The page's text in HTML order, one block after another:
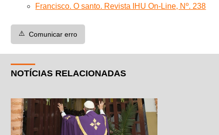
Francisco. O santo. Revista IHU On-Line, Nº. 238
⚠️ Comunicar erro
NOTÍCIAS RELACIONADAS